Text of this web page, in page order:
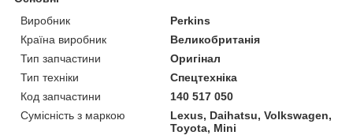
Виробник
Perkins
Країна виробник
Великобританія
Тип запчастини
Оригінал
Тип техніки
Спецтехніка
Код запчастини
140 517 050
Сумісність з маркою
Lexus, Daihatsu, Volkswagen,
Toyota, Mini